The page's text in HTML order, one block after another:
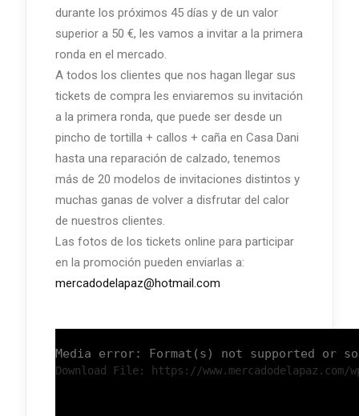
durante los próximos 45 días y de un valor
superior a 50 €, les vamos a invitar a la primera
ronda en el mercado.
A todos los clientes que nos hagan llegar sus
tickets de compra les enviaremos su invitación
a la primera ronda, que puede ser desde un
pincho de tortilla + callos + caña en Casa Dani
hasta una reparación de calzado, tenemos
más de 20 modelos de invitaciones distintos y
muchas ganas de volver a disfrutar del calor
de nuestros clientes.
Las fotos de los tickets online para participar
en la promoción pueden enviarlas a:
mercadodelapaz@hotmail.com
Media error: Format(s) not supported or
Download File: https://www.mercadodelapaz.com/